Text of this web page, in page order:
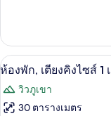
ไซส์
1
เตียง
เกี่ยว
กับ
Grand,
สวี
ท,
เปิด
ภาพถ่าย
ทั้งหมด
7
ห้องพัก, เตียงคิงไซส์ 1
วิวภูเขา
30 ตารางเมตร